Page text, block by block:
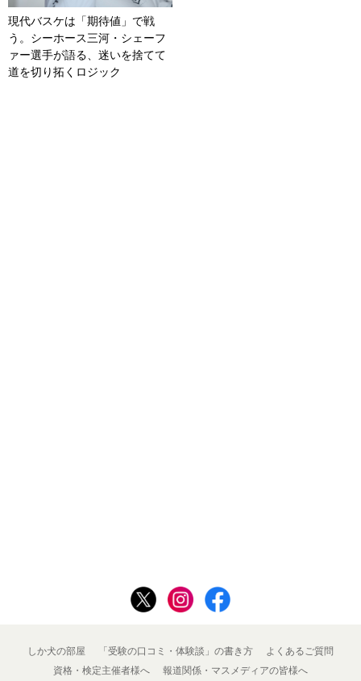
現代バスケは「期待値」で戦
う。シーホース三河・シェーフ
ァー選手が語る、迷いを捨てて
道を切り拓くロジック
しか犬の部屋 「受験の口コミ・体験談」の書き方
よくあるご質問
資格・検定主催者様へ
報道関係・マスメディアの皆様へ